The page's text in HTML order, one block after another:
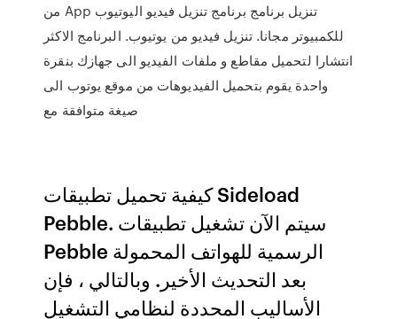
من App تنزيل برنامج برنامج تنزيل فيديو اليوتيوب
للكمبيوتر مجانا. تنزيل فيديو من يوتيوب. البرنامج الاكثر
انتشارا لتحميل مقاطع و ملفات الفيديو الى جهازك بنقرة
واحدة يقوم بتحميل الفيديوهات من موقع يوتوب الى
صيغة متوافقة مع
كيفية تحميل تطبيقات Sideload
Pebble. سيتم الآن تشغيل تطبيقات
Pebble الرسمية للهواتف المحمولة
بعد التحديث الأخير. وبالتالي ، فإن
الأساليب المحددة لنظامي التشغيل